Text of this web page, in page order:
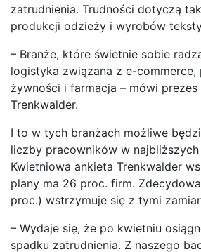
zatrudnienia. Trudności dotyczą
produkcji odzieży i wyrobów
– Branże, które świetnie sobie
logistyka związana z e-commerce,
żywności i farmacja – mówi
Trenkwalder.
I to w tych branżach możliwe
liczby pracowników w najbliższych
Kwietniowa ankieta Trenkwalder
plany ma 26 proc. firm.
proc.) wstrzymuje się z tymi
– Wydaje się, że po kwietniu
spadku zatrudnienia. Z naszego